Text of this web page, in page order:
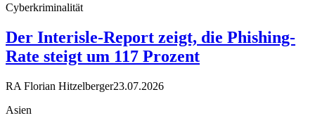
Cyberkriminalität
Der Interisle-Report zeigt, die Phishing-
Rate steigt um 117 Prozent
RA Florian Hitzelberger23.07.2026
Asien